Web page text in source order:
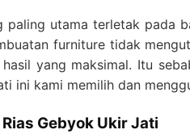
paling utama terletak pada
furniture tidak
yang maksimal. Itu
ini kami memilih dan
Gebyok Ukir Jati